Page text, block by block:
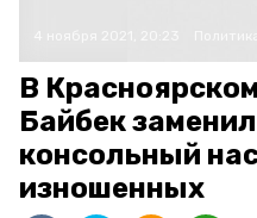
В
Байбек
консольный